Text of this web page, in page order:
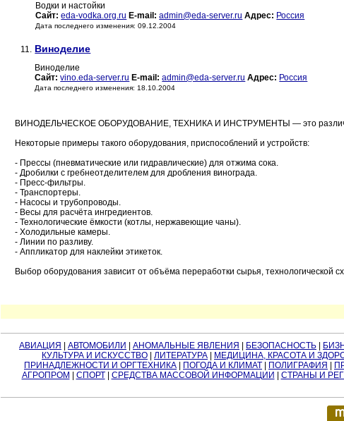
Водки и настойки
Сайт: eda-vodka.org.ru E-mail: admin@eda-server.ru Адрес: Россия
Дата последнего изменения: 09.12.2004
11. Виноделие
Виноделие
Сайт: vino.eda-server.ru E-mail: admin@eda-server.ru Адрес: Россия
Дата последнего изменения: 18.10.2004
ВИНОДЕЛЬЧЕСКОЕ ОБОРУДОВАНИЕ, ТЕХНИКА И ИНСТРУМЕНТЫ — это различные
Некоторые примеры такого оборудования, приспособлений и устройств:
- Прессы (пневматические или гидравлические) для отжима сока.
- Дробилки с гребнеотделителем для дробления винограда.
- Пресс-фильтры.
- Транспортеры.
- Насосы и трубопроводы.
- Весы для расчёта ингредиентов.
- Технологические ёмкости (котлы, нержавеющие чаны).
- Холодильные камеры.
- Линии по разливу.
- Аппликатор для наклейки этикеток.
Выбор оборудования зависит от объёма переработки сырья, технологической
АВИАЦИЯ АВТОМОБИЛИ АНОМАЛЬНЫЕ ЯВЛЕНИЯ БЕЗОПАСНОСТЬ
КУЛЬТУРА И ИСКУССТВО
ЛИТЕРАТУРА МЕДИЦИНА, КРАСОТА И
ПРИНАДЛЕЖНОСТИ И ОРГТЕХНИКА
ПОГОДА И КЛИМАТ ПОЛИГРАФИЯ
АГРОПРОМ
СПОРТ| СРЕДСТВА МАССОВОЙ ИНФОРМАЦИИ СТРАНЫ И